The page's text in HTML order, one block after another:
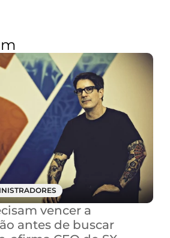
vencer a
antes de buscar